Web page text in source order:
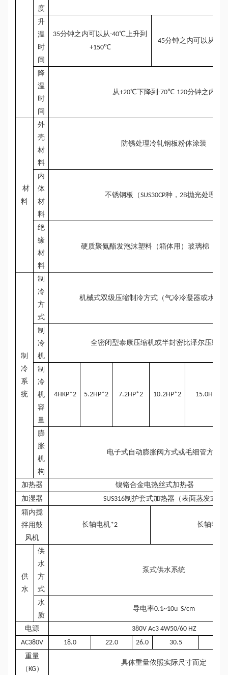
度
升
温
时
间
35分钟之内可以从-40℃上升到
+150℃
45分钟之内可以从
降
温
时
间
从+20℃下降到 -70℃ 120分钟之内
材
料
外
壳
材
料
防锈处理冷轧钢板粉体涂装
内
体
材
料
不锈钢板（SUS30CP种， 2B抛光处理）
绝
缘
材
料
硬质聚氨酯发泡沫塑料（箱体用）玻璃棉
制
冷
系
统
制
冷
方
式
机械式双级压缩制冷方式（气冷冷凝器或水冷
制
冷
机
全密闭型泰康压缩机或半封密比泽尔压缩机
制
冷
机
容
量
4HKP*2 5.2HP*2 7.2HP*2 10.2HP*2 15.0HP*2
膨
胀
机
构
电子式自动膨胀阀方式或毛细管方式
加热器
镍铬合金电热丝式加热器
加湿器
SUS316制护套式加热器（表面蒸发式）
箱内搅
拌用鼓
风机
长轴电机*2 长轴电机
供
水
供
水
方
式
泵式供水系统
水
质
导电率0.1~10u S/cm
电源
380V Ac3 4W50/60 HZ
AC380V
18.0 22.0 26.0 30.5
重量
（ KG ）
具体重量依照实际尺寸而定